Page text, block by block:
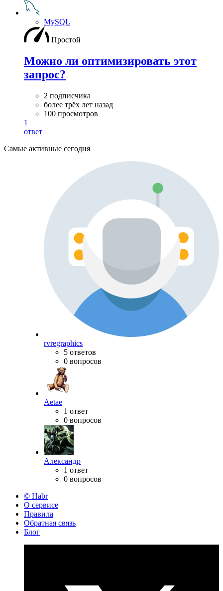
MySQL
Простой
Можно ли оптимизировать этот
запрос?
2 подписчика
более трёх лет назад
100 просмотров
1
ответ
Самые активные сегодня
rvregraphics
5 ответов
0 вопросов
Aetae
1 ответ
0 вопросов
Александр
1 ответ
0 вопросов
© Habr
О сервисе
Правила
Обратная связь
Блог